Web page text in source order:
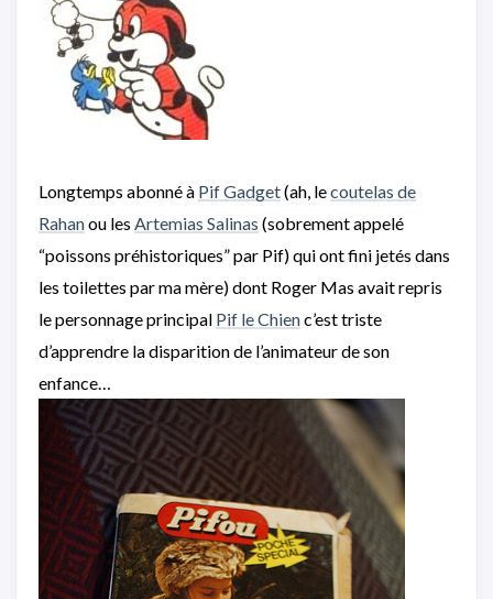
Longtemps abonné à Pif Gadget(ah, lecoutelas de
Rahanou les Artemias Salinas (sobrement appelé
“poissons préhistoriques” par Pif) qui ont fini jetés dans
les toilettes par ma mère) dont Roger Mas avait repris
le personnage principal Pif le Chienc’est triste
d’apprendre la disparition de l’animateur de son
enfance…